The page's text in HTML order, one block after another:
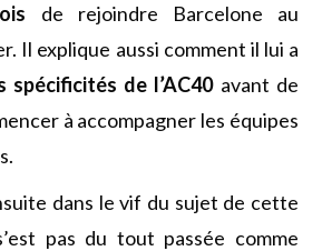
de rejoindre Barcelone au
Il explique aussi comment il lui a
spécificités de l’AC40avant de
à accompagner les équipes
dans le vif du sujet de cette
pas du tout passée comme